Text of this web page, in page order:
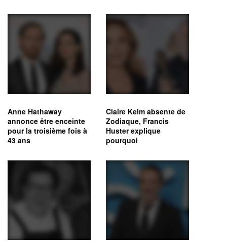
Anne Hathaway
annonce être enceinte
pour la troisième fois à
43 ans
Claire Keim absente de
Zodiaque, Francis
Huster explique
pourquoi